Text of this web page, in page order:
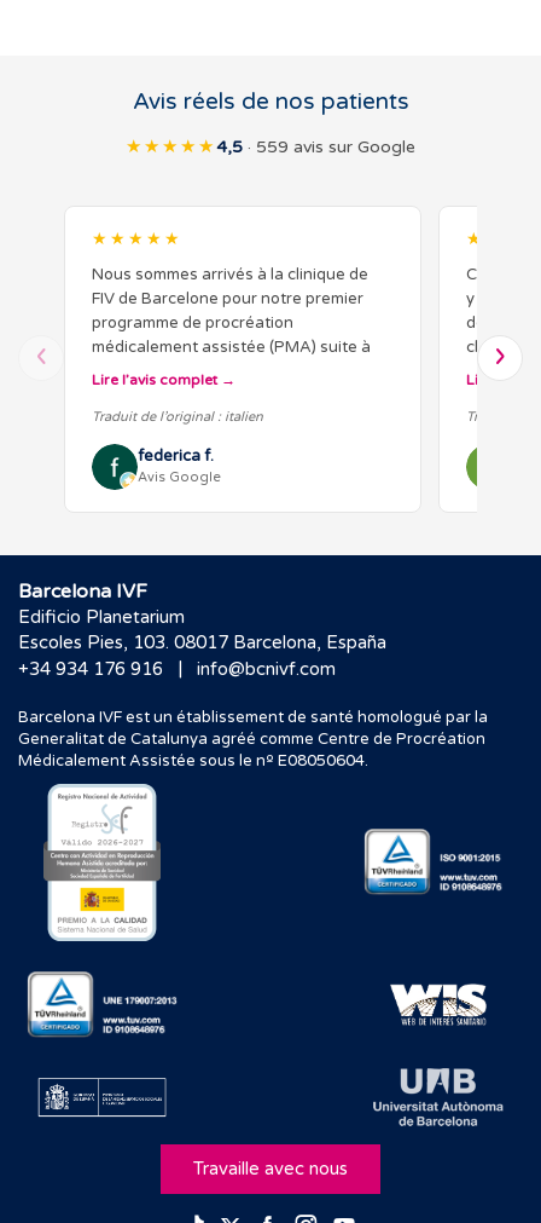
Avis réels de nos patients
★★★★★4,5 · 559 avis sur Google
★★★★★
Nous sommes arrivés à la clinique de
FIV de Barcelone pour notre premier
programme de procréation
médicalement assistée (PMA) suite à
une anomalie chromosomique féminine,
fausses couches…
Lire l’avis complet
Traduit de l’original : italien
federica f.
Avis Google
Ce fut
y avons
de nous
cliniques
Lire l’avis
Traduit de
Barcelona IVF
Edificio Planetarium
Escoles Pies, 103. 08017 Barcelona, España
+34 934 176 916
| info@bcnivf.com
Barcelona IVF est un établissement de santé homologué par la
Generalitat de Catalunya agréé comme Centre de Procréation
Médicalement Assistée sous le nº E08050604.
Travaille avec nous